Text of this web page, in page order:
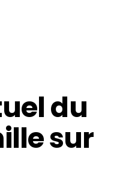
du
sur